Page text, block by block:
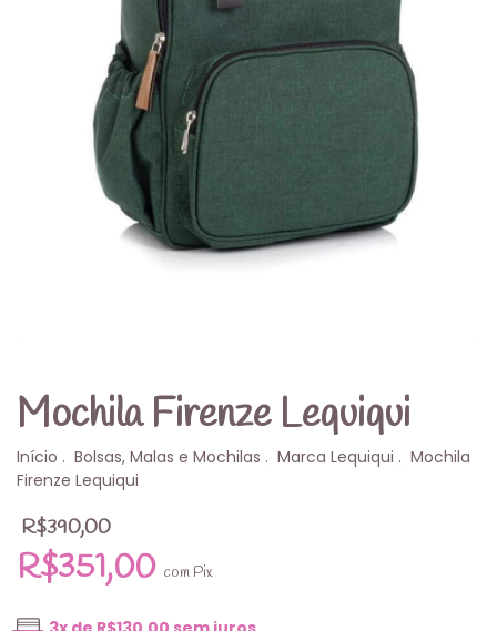
Mochila Firenze Lequiqui
Início . Bolsas, Malas e Mochilas . Marca Lequiqui . Mochila
Firenze Lequiqui
R$390,00
R$351,00 com Pix